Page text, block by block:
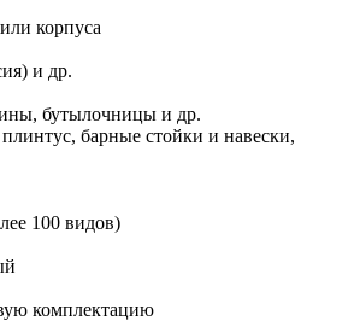
корпуса
и др.
бутылочницы и др.
барные стойки и навески,
100 видов)
комплектацию